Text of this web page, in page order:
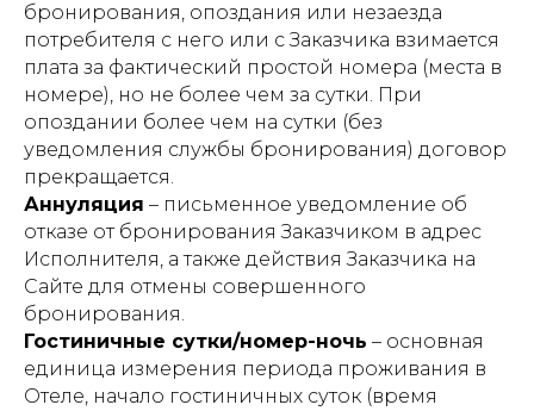
бронирования, опоздания или незаезда
потребителя с него или с Заказчика взимается
плата за фактический простой номера (места в
номере), но не более чем за сутки. При
опоздании более чем на сутки (без
уведомления службы бронирования) договор
прекращается.
Аннуляция – письменное уведомление об
отказе от бронирования Заказчиком в адрес
Исполнителя, а также действия Заказчика на
Сайте для отмены совершенного
бронирования.
Гостиничные сутки/номер-ночь – основная
единица измерения периода проживания в
Отеле, начало гостиничных суток (время